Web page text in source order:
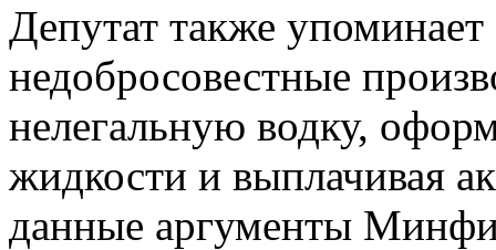
Депутат также
недобросовестные
нелегальную водку,
жидкости и выплачивая
данные аргументы